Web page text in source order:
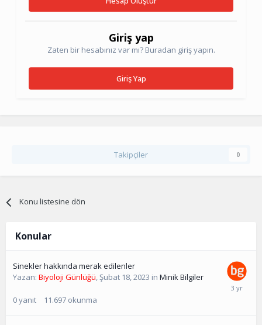
Giriş yap
Zaten bir hesabınız var mı? Buradan giriş yapın.
Giriş Yap
Takipçiler 0
Konu listesine dön
Konular
Sinekler hakkında merak edilenler
Yazan: Biyoloji Günlüğü,Şubat 18, 2023 in Minik Bilgiler
0yanıt 11.697 okunma